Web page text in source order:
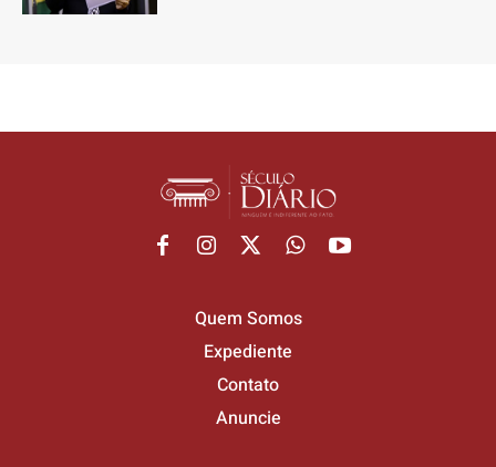
Quem Somos
Expediente
Contato
Anuncie